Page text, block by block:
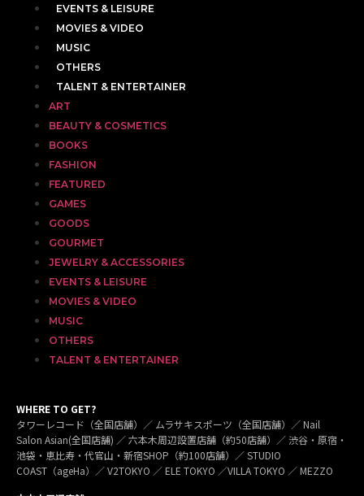
EVENTS & LEISURE
MOVIES & VIDEO
MUSIC
OTHERS
TALENT & ENTERTAINER
ART
BEAUTY & COSMETICS
BOOKS
FASHION
FEATURED
GAMES
GOODS
GOURMET
JEWELRY & ACCESSORIES
EVENTS & LEISURE
MOVIES & VIDEO
MUSIC
OTHERS
TALENT & ENTERTAINER
WHERE TO GET?
タワーレコード（全国店舗）／ ムラサキスポーツ（全国店舗）／ Nail
Salon Asian(全国店舗) ／ 六本木周辺設置店舗（約50店舗）／ 渋谷・原宿・
池袋・恵比寿・代官山・新宿SHOP（約100店舗）／ STUDIO
COAST（ageHa）／ V2TOKYO ／ ELE TOKYO ／VILLA TOKYO ／ MEZZO